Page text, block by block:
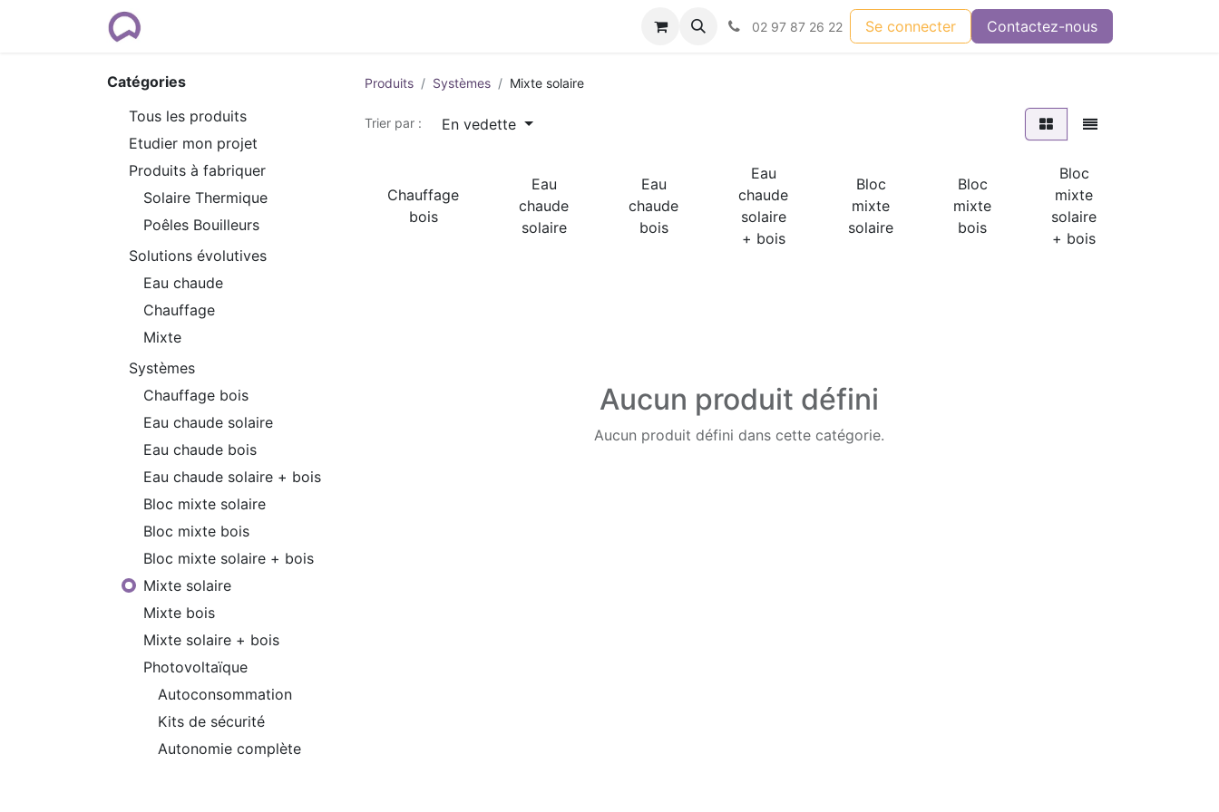
02 97 87 26 22 Se connecter Contactez-nous
Catégories
Tous les produits
Etudier mon projet
Produits à fabriquer
Solaire Thermique
Poêles Bouilleurs
Solutions évolutives
Eau chaude
Chauffage
Mixte
Systèmes
Chauffage bois
Eau chaude solaire
Eau chaude bois
Eau chaude solaire + bois
Bloc mixte solaire
Bloc mixte bois
Bloc mixte solaire + bois
Mixte solaire
Mixte bois
Mixte solaire + bois
Photovoltaïque
Autoconsommation
Kits de sécurité
Autonomie complète
Produits Systèmes Mixte solaire
Trier par : En vedette
Chauffage
bois
Eau
chaude
solaire
Eau
chaude
bois
Eau
chaude
solaire
+ bois
Bloc
mixte
solaire
Bloc
mixte
bois
Bloc
mixte
solaire
+ bois
Aucun produit défini
Aucun produit défini dans cette catégorie.